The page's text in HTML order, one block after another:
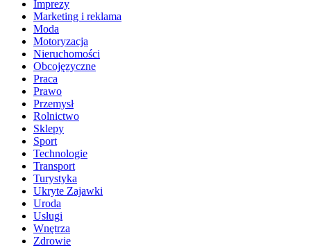
Imprezy
Marketing i reklama
Moda
Motoryzacja
Nieruchomości
Obcojęzyczne
Praca
Prawo
Przemysł
Rolnictwo
Sklepy
Sport
Technologie
Transport
Turystyka
Ukryte Zajawki
Uroda
Usługi
Wnętrza
Zdrowie